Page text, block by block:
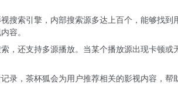
视搜索引擎，内部搜索源多达上百个，能够找
容。
，还支持多源播放。当某个播放源出现卡顿
录，茶杯狐会为用户推荐相关的影视内容，帮